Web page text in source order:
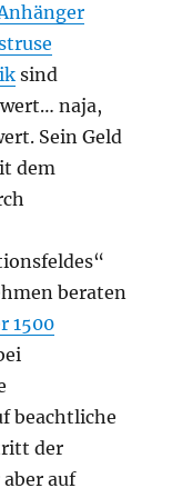
sind
naja,
Sein Geld
dem
beraten
1500
beachtliche
der
auf